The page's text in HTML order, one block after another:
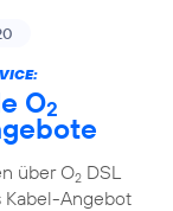
O2
über O2DSL
Kabel-Angebot